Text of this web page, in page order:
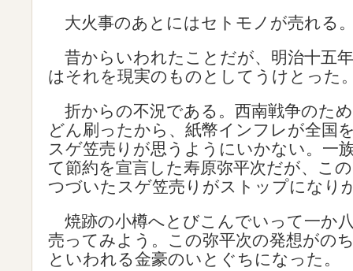
大火事のあとにはセトモノが売れる
昔からいわれたことだが、明治十五
はそれを現実のものとしてうけとった
折からの不況である。西南戦争のた
どん刷ったから、紙幣インフレが全国
スゲ笠売りが思うようにいかない。一
て節約を宣言した寿原弥平次だが、こ
つづいたスゲ笠売りがストップになり
焼跡の小樽へとびこんでいって一か
売ってみよう。この弥平次の発想がの
といわれる金豪のいとぐちになった。